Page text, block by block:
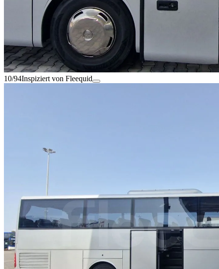
10/94Inspiziert von Fleequid